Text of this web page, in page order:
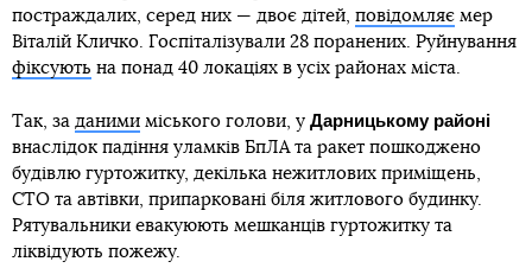
постраждалих, серед них — двоє дітей, повідомляє мер
Віталій Кличко. Госпіталізували 28 поранених. Руйнування
фіксують на понад 40 локаціях в усіх районах міста.
Так, за даними міського голови, у Дарницькому районі
внаслідок падіння уламків БпЛА та ракет пошкоджено
будівлю гуртожитку, декілька нежитлових приміщень,
СТО та автівки, припарковані біля житлового будинку.
Рятувальники евакуюють мешканців гуртожитку та
ліквідують пожежу.